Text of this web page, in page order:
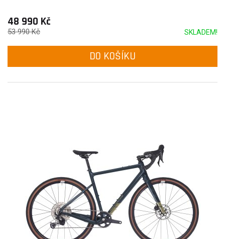
48 990 Kč
SKLADEM!
53 990 Kč
DO KOŠÍKU